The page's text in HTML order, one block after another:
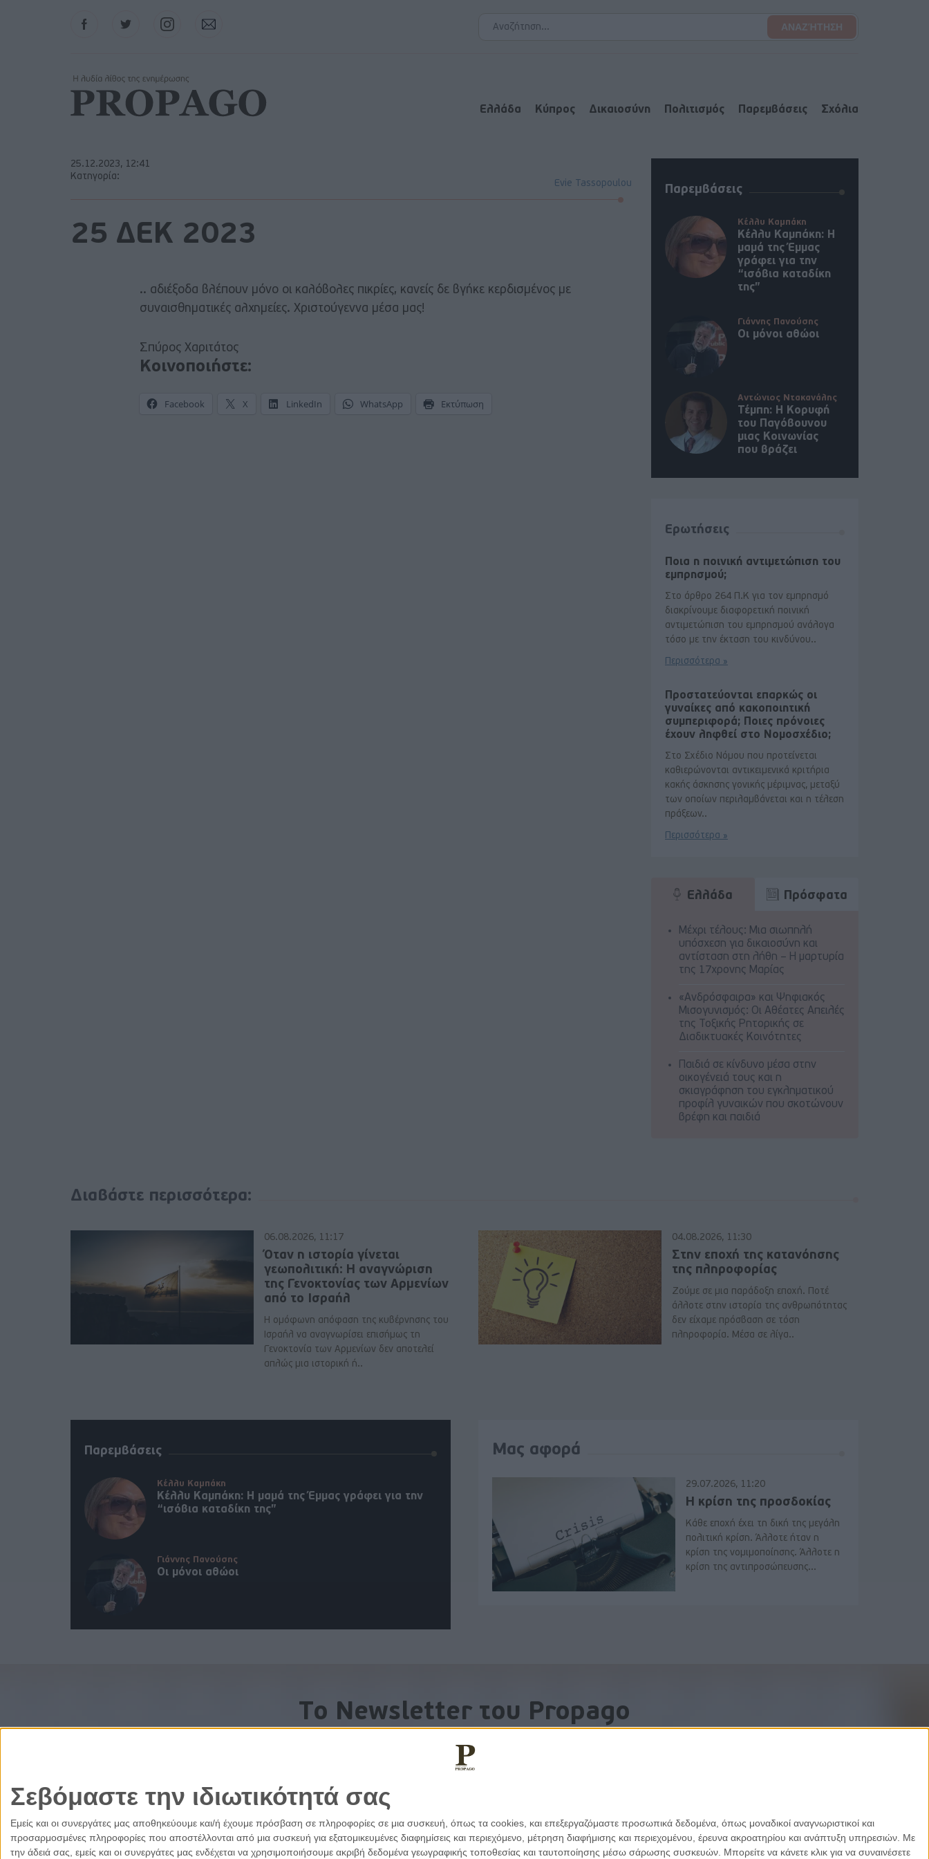
Σεβόμαστε την ιδιωτικότητά σας
Εμείς και οι συνεργάτες μας αποθηκεύουμε και/ή έχουμε πρόσβαση σε πληροφορίες σε μια συσκευή, όπως τα cookies, και επεξεργαζόμαστε προσωπικά δεδομένα, όπως μοναδικοί αναγνωριστικοί και
προσαρμοσμένες πληροφορίες που αποστέλλονται από μια συσκευή για εξατομικευμένες διαφημίσεις και περιεχόμενο, μέτρηση διαφήμισης και περιεχομένου, έρευνα ακροατηρίου και ανάπτυξη υπηρεσιών. Με
την άδειά σας, εμείς και οι συνεργάτες μας ενδέχεται να χρησιμοποιήσουμε ακριβή δεδομένα γεωγραφικής τοποθεσίας και ταυτοποίησης μέσω σάρωσης συσκευών. Μπορείτε να κάνετε κλικ για να συναινέσετε
FacebookTwitter InstagramContact
Ελλάδα Κύπρος Δικαιοσύνη Πολιτισμός Παρεμβάσεις Σχόλια
25.12.2023, 12:41
Κατηγορία:
Evie Tassopoulou
25 ΔΕΚ 2023
.. αδιέξοδα βλέπουν μόνο οι καλόβολες πικρίες, κανείς δε βγήκε κερδισμένος με
συναισθηματικές αλχημείες. Χριστούγεννα μέσα μας!
Σπύρος Χαριτάτος
Κοινοποιήστε:
Facebook X LinkedIn WhatsApp Εκτύπωση
Παρεμβάσεις
Κέλλυ Καμπάκη
Κέλλυ Καμπάκη: Η
μαμά της Έμμας
γράφει για την
“ισόβια καταδίκη
της”
Γιάννης Πανούσης
Οι μόνοι αθώοι
Αντώνιος Ντακανάλης
Τέμπη: Η Κορυφή
του Παγόβουνου
μιας Κοινωνίας
που βράζει
Ερωτήσεις
Ποια η ποινική αντιμετώπιση του
εμπρησμού;
Στο άρθρο 264 Π.Κ για τον εμπρησμό
διακρίνουμε διαφορετική ποινική
αντιμετώπιση του εμπρησμού ανάλογα
τόσο με την έκταση του κινδύνου..
Περισσότερα »
Προστατεύονται επαρκώς οι
γυναίκες από κακοποιητική
συμπεριφορά; Ποιες πρόνοιες
έχουν ληφθεί στο Νομοσχέδιο;
Στο Σχέδιο Νόμου που προτείνεται
καθιερώνονται αντικειμενικά κριτήρια
κακής άσκησης γονικής μέριμνας, μεταξύ
των οποίων περιλαμβάνεται και η τέλεση
πράξεων..
Περισσότερα »
Ελλάδα Πρόσφατα
Μέχρι τέλους: Μια σιωπηλή
υπόσχεση για δικαιοσύνη και
αντίσταση στη λήθη – Η μαρτυρία
της 17χρονης Μαρίας
«Ανδρόσφαιρα» και Ψηφιακός
Μισογυνισμός: Οι Αθέατες Απειλές
της Τοξικής Ρητορικής σε
Διαδικτυακές Κοινότητες
Παιδιά σε κίνδυνο μέσα στην
οικογένειά τους και η
σκιαγράφηση του εγκληματικού
προφίλ γυναικών που σκοτώνουν
βρέφη και παιδιά
Διαβάστε περισσότερα:
06.08.2026, 11:17
Όταν η ιστορία γίνεται
γεωπολιτική: Η αναγνώριση
της Γενοκτονίας των Αρμενίων
από το Ισραήλ
Η ομόφωνη απόφαση της κυβέρνησης του
Ισραήλ να αναγνωρίσει επισήμως τη
Γενοκτονία των Αρμενίων δεν αποτελεί
απλώς μια ιστορική ή..
04.08.2026, 11:30
Στην εποχή της κατανόησης
της πληροφορίας
Ζούμε σε μια παράδοξη εποχή. Ποτέ
άλλοτε στην ιστορία της ανθρωπότητας
δεν είχαμε πρόσβαση σε τόση
πληροφορία. Μέσα σε λίγα..
Παρεμβάσεις
Κέλλυ Καμπάκη
Κέλλυ Καμπάκη: Η μαμά της Έμμας γράφει για την
“ισόβια καταδίκη της”
Γιάννης Πανούσης
Οι μόνοι αθώοι
Μας αφορά
29.07.2026, 11:20
Η κρίση της προσδοκίας
Κάθε εποχή έχει τη δική της μεγάλη
πολιτική κρίση. Άλλοτε ήταν η
κρίση της νομιμοποίησης. Άλλοτε η
κρίση της αντιπροσώπευσης...
To Newsletter του Propago
Λάβετε την ανάλυση της ημέρας στο email σας